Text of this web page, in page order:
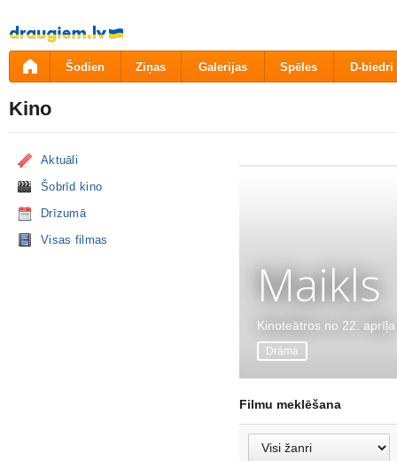
Pāriet
uz
saturu
Šodien Ziņas Galerijas Spēles D-biedri
Kino
Aktuāli
Šobrīd kino
Drīzumā
Visas filmas
Maikls
Kinoteātros no 22. aprīļa
Drāma
Filmu meklēšana